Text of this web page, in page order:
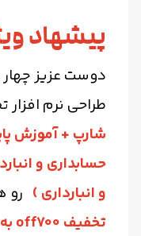
پیشهاد
دوست عزیز
طراحی نرم افزار
حسابداری و
و انبارداری ) رو
تخفیف off700 به مبلغ ۷۰۰ هزار تومان